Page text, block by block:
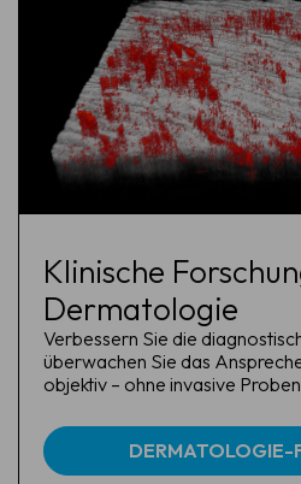
Klinische
Dermatologie
Verbessern Sie die
überwachen Sie das
objektiv – ohne invasive
DERMATOLOGIE-